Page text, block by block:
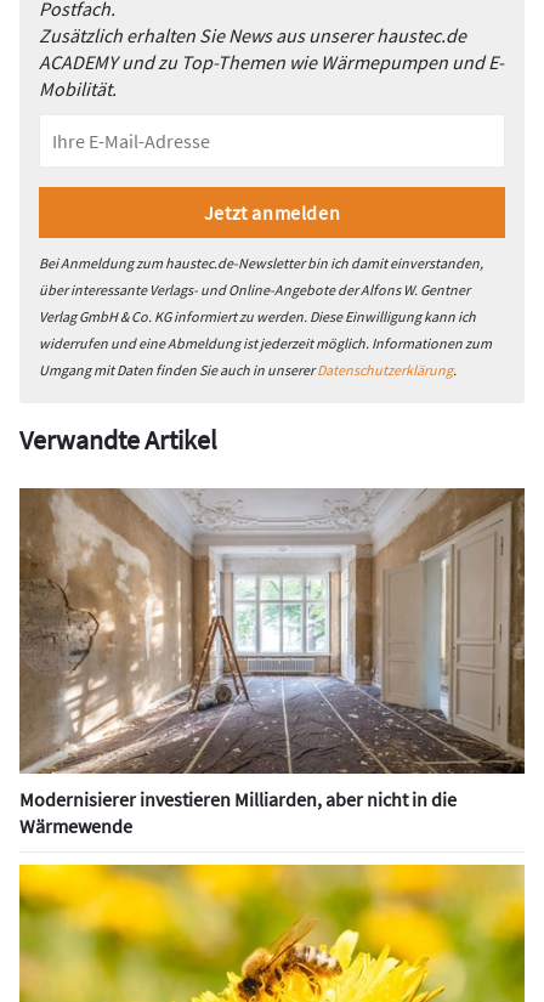
Postfach.
Zusätzlich erhalten Sie News aus unserer haustec.de
ACADEMY und zu Top-Themen wie Wärmepumpen und E-
Mobilität.
Bei Anmeldung zum haustec.de-Newsletter bin ich damit einverstanden,
über interessante Verlags- und Online-Angebote der Alfons W. Gentner
Verlag GmbH & Co. KG informiert zu werden. Diese Einwilligung kann ich
widerrufen und eine Abmeldung ist jederzeit möglich. Informationen zum
Umgang mit Daten finden Sie auch in unsererDatenschutzerklärung.
Verwandte Artikel
Modernisierer investieren Milliarden, aber nicht in die
Wärmewende